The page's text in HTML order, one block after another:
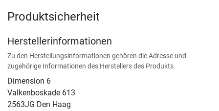
Produktsicherheit
Herstellerinformationen
Zu den Herstellungsinformationen gehören die Adresse und
zugehörige Informationen des Herstellers des Produkts.
Dimension 6
Valkenboskade 613
2563JG Den Haag